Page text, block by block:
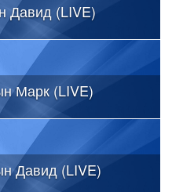
Давид (LIVE)
Марк (LIVE)
Давид (LIVE)